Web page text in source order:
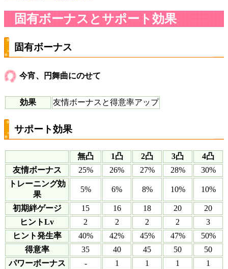
固有ボーナスとサポート効果
固有ボーナス
今宵、円舞曲にのせて
効果 友情ボーナスと得意率アップ
サポート効果
無凸 1凸 2凸 3凸
4凸
友情ボーナス
25% 26% 27% 28%
30%
トレーニング効
果
5% 6% 8% 10% 10%
初期絆ゲージ 15 16 18 20
20
ヒントLv
2 2 2 2
3
ヒント発生率
40% 42% 45% 47%
50%
得意率
35 40 45 50
50
パワーボーナス
- 1 1 1
1